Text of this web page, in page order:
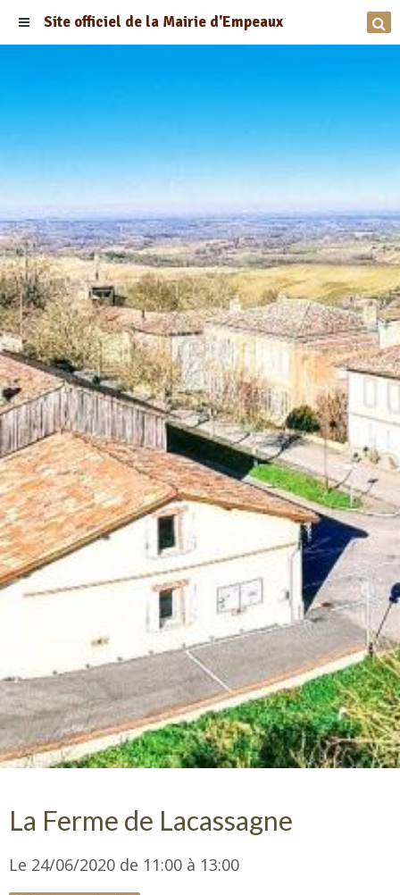
Site officiel de la Mairie d'Empeaux
La Ferme de Lacassagne
Le 24/06/2020 de 11:00 à 13:00